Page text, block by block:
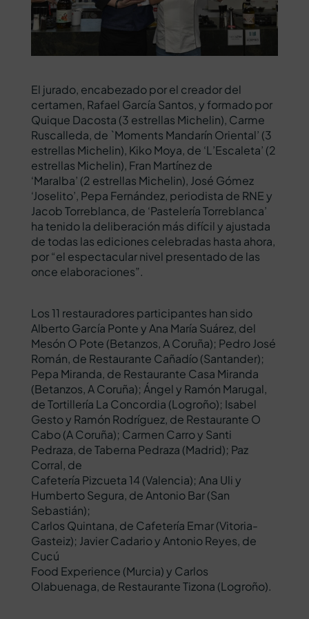
El jurado, encabezado por el creador del
certamen, Rafael García Santos, y formado por
Quique Dacosta (3 estrellas Michelin), Carme
Ruscalleda, de `Moments Mandarín Oriental’ (3
estrellas Michelin), Kiko Moya, de ‘L’Escaleta’ (2
estrellas Michelin), Fran Martínez de
‘Maralba’ (2 estrellas Michelin), José Gómez
‘Joselito’, Pepa Fernández, periodista de RNE y
Jacob Torreblanca, de ‘Pastelería Torreblanca’
ha tenido la deliberación más difícil y ajustada
de todas las ediciones celebradas hasta ahora,
por “el espectacular nivel presentado de las
once elaboraciones”.
Los 11 restauradores participantes han sido
Alberto García Ponte y Ana María Suárez, del
Mesón O Pote (Betanzos, A Coruña); Pedro José
Román, de Restaurante Cañadío (Santander);
Pepa Miranda, de Restaurante Casa Miranda
(Betanzos, A Coruña); Ángel y Ramón Marugal,
de Tortillería La Concordia (Logroño); Isabel
Gesto y Ramón Rodríguez, de Restaurante O
Cabo (A Coruña); Carmen Carro y Santi
Pedraza, de Taberna Pedraza (Madrid); Paz
Corral, de
Cafetería Pizcueta 14 (Valencia); Ana Uli y
Humberto Segura, de Antonio Bar (San
Sebastián);
Carlos Quintana, de Cafetería Emar (Vitoria-
Gasteiz); Javier Cadario y Antonio Reyes, de
Cucú
Food Experience (Murcia) y Carlos
Olabuenaga, de Restaurante Tizona (Logroño).